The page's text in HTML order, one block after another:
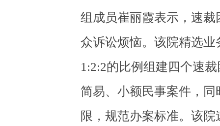
组成员崔丽霞表示，速
众诉讼烦恼。该院精选
1:2:2的比例组建四个速
简易、小额民事案件，
限，规范办案标准。该